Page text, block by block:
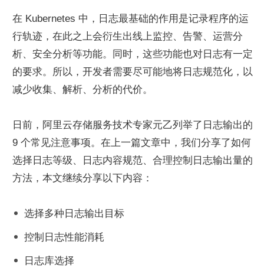
在 Kubernetes 中，日志最基础的作用是记录程序的运
行轨迹，在此之上会衍生出线上监控、告警、运营分
析、安全分析等功能。同时，这些功能也对日志有一定
的要求。所以，开发者需要尽可能地将日志规范化，以
减少收集、解析、分析的代价。
日前，阿里云存储服务技术专家元乙列举了日志输出的
9 个常见注意事项。在上一篇文章中，我们分享了如何
选择日志等级、日志内容规范、合理控制日志输出量的
方法，本文继续分享以下内容：
选择多种日志输出目标
控制日志性能消耗
日志库选择